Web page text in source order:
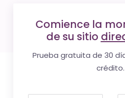
Comience la
de su sitio
Prueba gratuita de 30
crédito.